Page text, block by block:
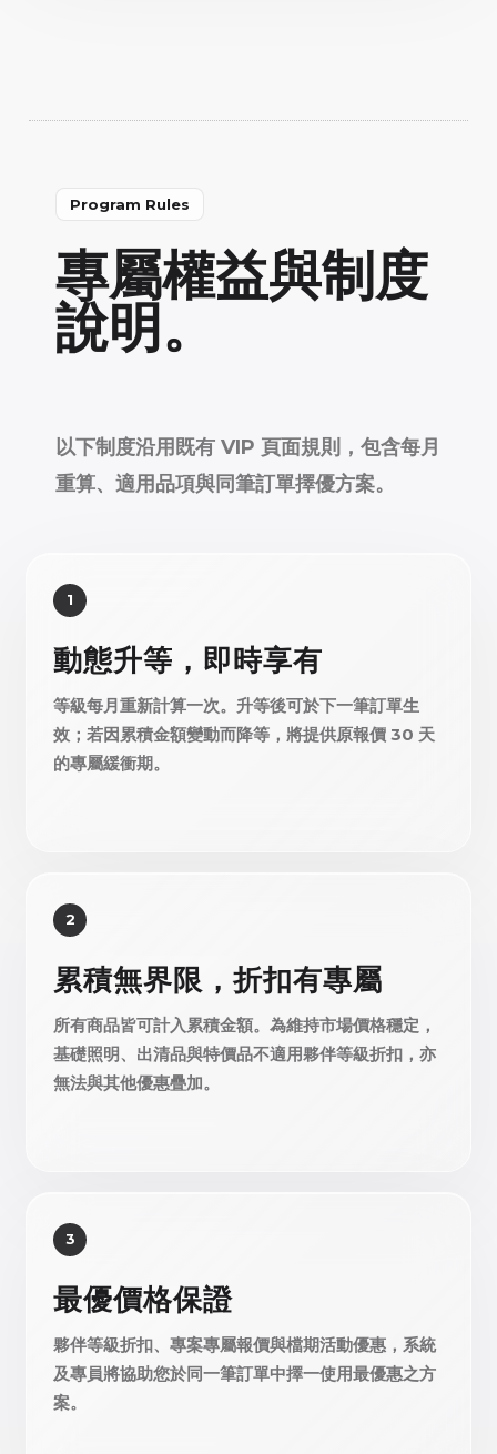
Program Rules
專屬權益與制度
說明。
以下制度沿用既有 VIP 頁面規則，包含每月
重算、適用品項與同筆訂單擇優方案。
1
動態升等，即時享有
等級每月重新計算一次。升等後可於下一筆訂單生
效；若因累積金額變動而降等，將提供原報價 30 天
的專屬緩衝期。
2
累積無界限，折扣有專屬
所有商品皆可計入累積金額。為維持市場價格穩定，
基礎照明、出清品與特價品不適用夥伴等級折扣，亦
無法與其他優惠疊加。
3
最優價格保證
夥伴等級折扣、專案專屬報價與檔期活動優惠，系統
及專員將協助您於同一筆訂單中擇一使用最優惠之方
案。